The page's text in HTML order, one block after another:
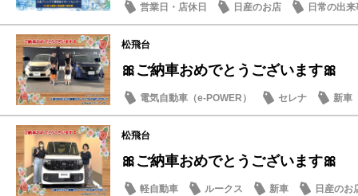
営業日・店休日 日産のお店 日常の出来
松飛台
🎀ご納車おめでとうございます🎀
電気自動車（e-POWER） セレナ 新車
松飛台
🎀ご納車おめでとうございます🎀
軽自動車 ルークス 新車 日産のお